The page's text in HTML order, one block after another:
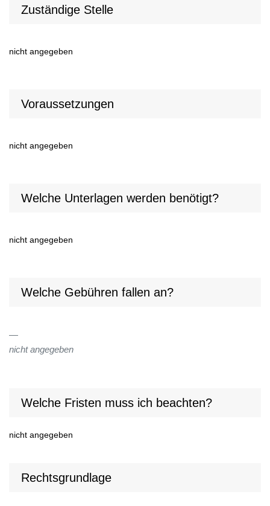
Zuständige Stelle
nicht angegeben
Voraussetzungen
nicht angegeben
Welche Unterlagen werden benötigt?
nicht angegeben
Welche Gebühren fallen an?
nicht angegeben
Welche Fristen muss ich beachten?
nicht angegeben
Rechtsgrundlage